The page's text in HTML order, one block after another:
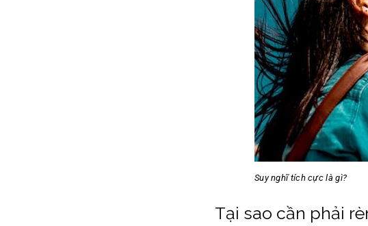
Suy nghĩ tích cực là gì?
Tại sao cần phải